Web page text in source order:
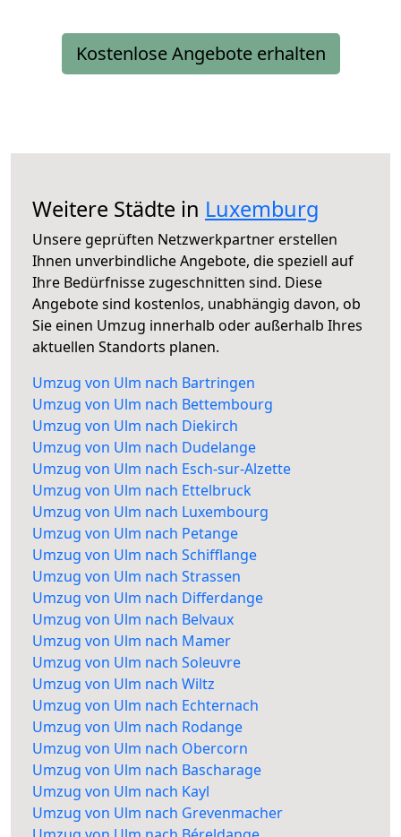
Kostenlose Angebote erhalten
Weitere Städte in Luxemburg
Unsere geprüften Netzwerkpartner erstellen
Ihnen unverbindliche Angebote, die speziell auf
Ihre Bedürfnisse zugeschnitten sind. Diese
Angebote sind kostenlos, unabhängig davon, ob
Sie einen Umzug innerhalb oder außerhalb Ihres
aktuellen Standorts planen.
Umzug von Ulm nach Bartringen
Umzug von Ulm nach Bettembourg
Umzug von Ulm nach Diekirch
Umzug von Ulm nach Dudelange
Umzug von Ulm nach Esch-sur-Alzette
Umzug von Ulm nach Ettelbruck
Umzug von Ulm nach Luxembourg
Umzug von Ulm nach Petange
Umzug von Ulm nach Schifflange
Umzug von Ulm nach Strassen
Umzug von Ulm nach Differdange
Umzug von Ulm nach Belvaux
Umzug von Ulm nach Mamer
Umzug von Ulm nach Soleuvre
Umzug von Ulm nach Wiltz
Umzug von Ulm nach Echternach
Umzug von Ulm nach Rodange
Umzug von Ulm nach Obercorn
Umzug von Ulm nach Bascharage
Umzug von Ulm nach Kayl
Umzug von Ulm nach Grevenmacher